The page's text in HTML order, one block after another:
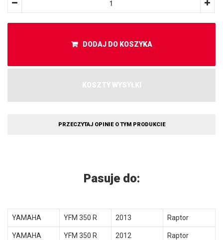
DODAJ DO KOSZYKA
KOSZTY WYSYŁKI
PRZECZYTAJ OPINIE O TYM PRODUKCIE
Pasuje do:
YAMAHA YFM 350 R 2013 Raptor
YAMAHA YFM 350 R 2012 Raptor